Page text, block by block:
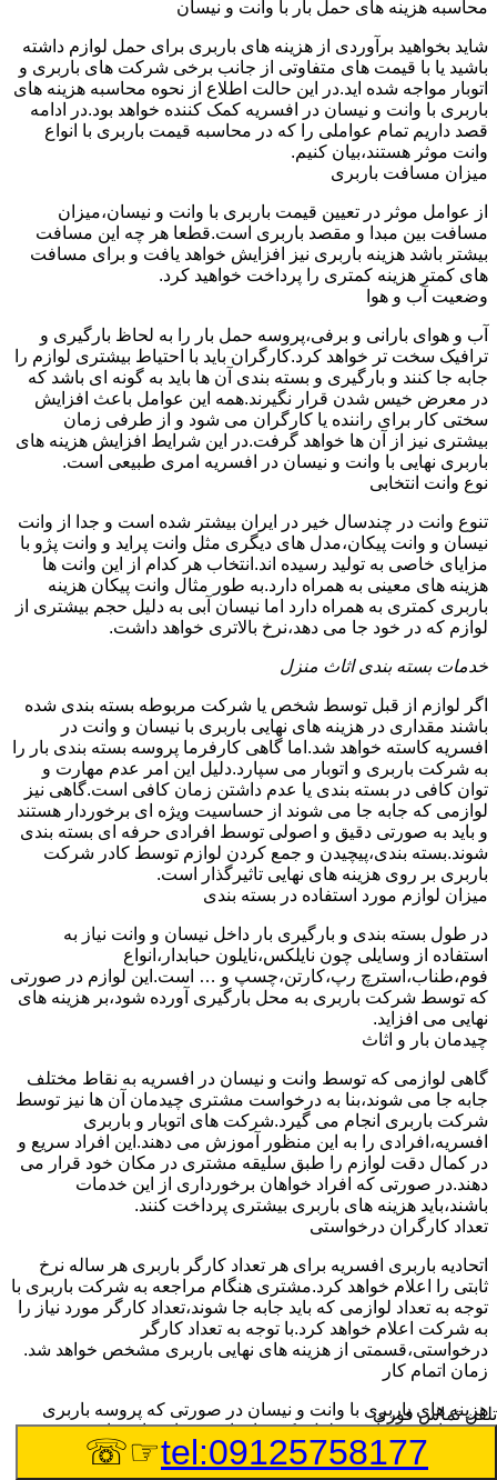
محاسبه هزینه های حمل بار با وانت و نیسان
شاید بخواهید برآوردی از هزینه های باربری برای حمل لوازم داشته
باشید یا با قیمت های متفاوتی از جانب برخی شرکت های باربری و
اتوبار مواجه شده اید.در این حالت اطلاع از نحوه محاسبه هزینه های
باربری با وانت و نیسان در افسریه کمک کننده خواهد بود.در ادامه
قصد داریم تمام عواملی را که در محاسبه قیمت باربری با انواع
وانت موثر هستند،بیان کنیم.
میزان مسافت باربری
از عوامل موثر در تعیین قیمت باربری با وانت و نیسان،میزان
مسافت بین مبدا و مقصد باربری است.قطعا هر چه این مسافت
بیشتر باشد هزینه باربری نیز افزایش خواهد یافت و برای مسافت
های کمتر هزینه کمتری را پرداخت خواهید کرد.
وضعیت آب و هوا
آب و هوای بارانی و برفی،پروسه حمل بار را به لحاظ بارگیری و
ترافیک سخت تر خواهد کرد.کارگران باید با احتیاط بیشتری لوازم را
جابه جا کنند و بارگیری و بسته بندی آن ها باید به گونه ای باشد که
در معرض خیس شدن قرار نگیرند.همه این عوامل باعث افزایش
سختی کار برای راننده یا کارگران می شود و از طرفی زمان
بیشتری نیز از آن ها خواهد گرفت.در این شرایط افزایش هزینه های
باربری نهایی با وانت و نیسان در افسریه امری طبیعی است.
نوع وانت انتخابی
تنوع وانت در چندسال خیر در ایران بیشتر شده است و جدا از وانت
نیسان و وانت پیکان،مدل های دیگری مثل وانت پراید و وانت پژو با
مزایای خاصی به تولید رسیده اند.انتخاب هر کدام از این وانت ها
هزینه های معینی به همراه دارد.به طور مثال وانت پیکان هزینه
باربری کمتری به همراه دارد اما نیسان آبی به دلیل حجم بیشتری از
لوازم که در خود جا می دهد،نرخ بالاتری خواهد داشت.
خدمات بسته بندی اثاث منزل
اگر لوازم از قبل توسط شخص یا شرکت مربوطه بسته بندی شده
باشند مقداری در هزینه های نهایی باربری با نیسان و وانت در
افسریه کاسته خواهد شد.اما گاهی کارفرما پروسه بسته بندی بار را
به شرکت باربری و اتوبار می سپارد.دلیل این امر عدم مهارت و
توان کافی در بسته بندی یا عدم داشتن زمان کافی است.گاهی نیز
لوازمی که جابه جا می شوند از حساسیت ویژه ای برخوردار هستند
و باید به صورتی دقیق و اصولی توسط افرادی حرفه ای بسته بندی
شوند.بسته بندی،پیچیدن و جمع کردن لوازم توسط کادر شرکت
باربری بر روی هزینه های نهایی تاثیرگذار است.
میزان لوازم مورد استفاده در بسته بندی
در طول بسته بندی و بارگیری بار داخل نیسان و وانت نیاز به
استفاده از وسایلی چون نایلکس،نایلون حبابدار،انواع
فوم،طناب،استرچ رپ،کارتن،چسپ و … است.این لوازم در صورتی
که توسط شرکت باربری به محل بارگیری آورده شود،بر هزینه های
نهایی می افزاید.
چیدمان بار و اثاث
گاهی لوازمی که توسط وانت و نیسان در افسریه به نقاط مختلف
جابه جا می شوند،بنا به درخواست مشتری چیدمان آن ها نیز توسط
شرکت باربری انجام می گیرد.شرکت های اتوبار و باربری
افسریه،افرادی را به این منظور آموزش می دهند.این افراد سریع و
در کمال دقت لوازم را طبق سلیقه مشتری در مکان خود قرار می
دهند.در صورتی که افراد خواهان برخورداری از این خدمات
باشند،باید هزینه های باربری بیشتری پرداخت کنند.
تعداد کارگران درخواستی
اتحادیه باربری افسریه برای هر تعداد کارگر باربری هر ساله نرخ
ثابتی را اعلام خواهد کرد.مشتری هنگام مراجعه به شرکت باربری با
توجه به تعداد لوازمی که باید جابه جا شوند،تعداد کارگر مورد نیاز را
به شرکت اعلام خواهد کرد.با توجه به تعداد کارگر
درخواستی،قسمتی از هزینه های نهایی باربری مشخص خواهد شد.
زمان اتمام کار
هزینه های باربری با وانت و نیسان در صورتی که پروسه باربری
بیشتر از سه ساعت طول بکشد،افزایش خواهد یافت.این مدت
زمان به صورت استادندارد توسط اتحادیه باربری تعیین شده
است.عواملی مثل آب وهوا،ترافیک،شرایط جغرافیایی مبدا یا حجم
تلفن تماس فوری
tel:09125758177
☞☏